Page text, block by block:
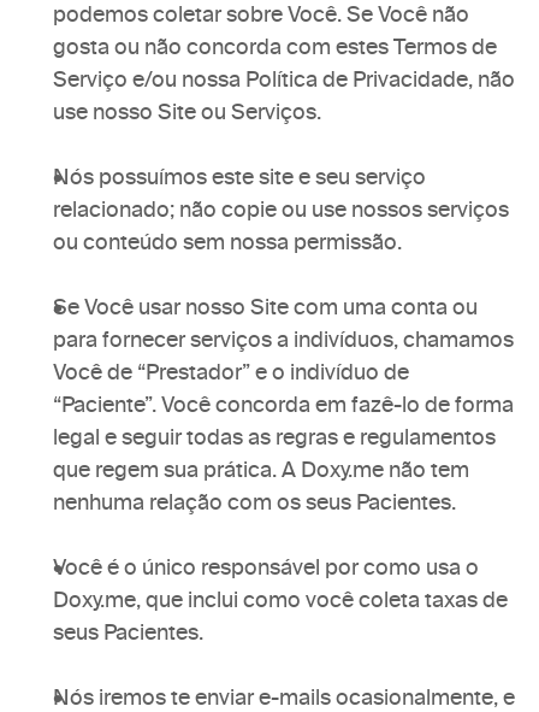
podemos coletar sobre Você. Se Você não
gosta ou não concorda com estes Termos de
Serviço e/ou nossa Política de Privacidade, não
use nosso Site ou Serviços.
Nós possuímos este site e seu serviço
relacionado; não copie ou use nossos serviços
ou conteúdo sem nossa permissão.
Se Você usar nosso Site com uma conta ou
para fornecer serviços a indivíduos, chamamos
Você de “Prestador” e o indivíduo de
“Paciente”. Você concorda em fazê-lo de forma
legal e seguir todas as regras e regulamentos
que regem sua prática. A Doxy.me não tem
nenhuma relação com os seus Pacientes.
Você é o único responsável por como usa o
Doxy.me, que inclui como você coleta taxas de
seus Pacientes.
Nós iremos te enviar e-mails ocasionalmente, e